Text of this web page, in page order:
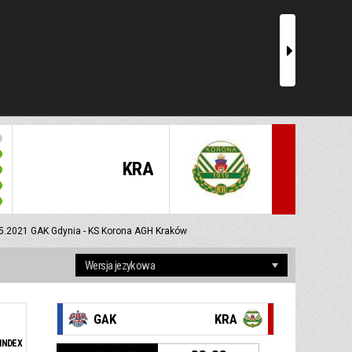
r
KRA
GAK Gdynia - KS Korona AGH Kraków
INDEX
GAK KRA